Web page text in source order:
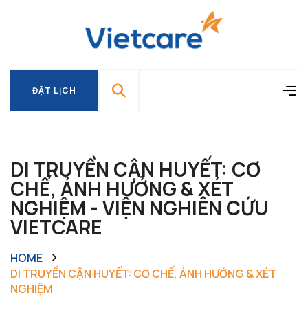
ĐẶT LỊCH
DI TRUYỀN CẬN HUYẾT: CƠ
CHẾ, ẢNH HƯỞNG & XÉT
NGHIỆM - VIỆN NGHIÊN CỨU
VIETCARE
HOME
DI TRUYỀN CẬN HUYẾT: CƠ CHẾ, ẢNH HƯỞNG & XÉT
NGHIỆM